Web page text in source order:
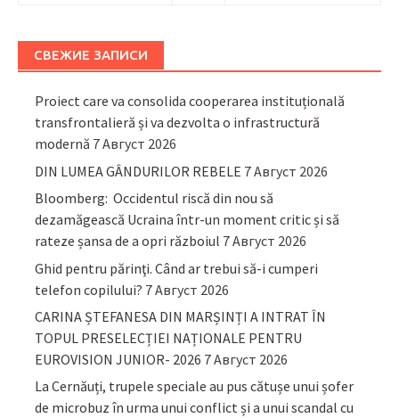
СВЕЖИЕ ЗАПИСИ
Proiect care va consolida cooperarea instituțională
transfrontalieră și va dezvolta o infrastructură
modernă 7 Август 2026
DIN LUMEA GÂNDURILOR REBELE 7 Август 2026
Bloomberg: Occidentul riscă din nou să
dezamăgească Ucraina într-un moment critic și să
rateze șansa de a opri războiul 7 Август 2026
Ghid pentru părinţi. Când ar trebui să-i cumperi
telefon copilului? 7 Август 2026
CARINA ȘTEFANESA DIN MARȘINȚI A INTRAT ÎN
TOPUL PRESELECȚIEI NAȚIONALE PENTRU
EUROVISION JUNIOR- 2026 7 Август 2026
La Cernăuți, trupele speciale au pus cătușe unui șofer
de microbuz în urma unui conflict și a unui scandal cu